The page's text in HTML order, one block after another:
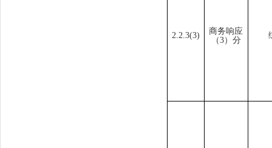
2.2.3(3)
商务响应
（3）分